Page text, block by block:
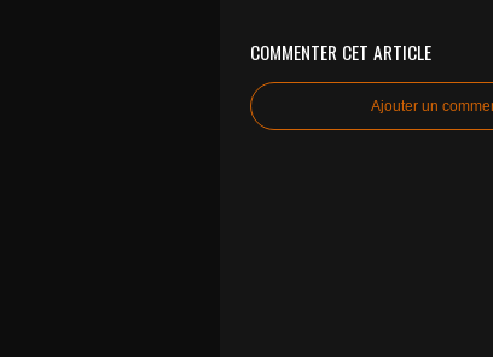
COMMENTER CET ARTICLE
Ajouter un